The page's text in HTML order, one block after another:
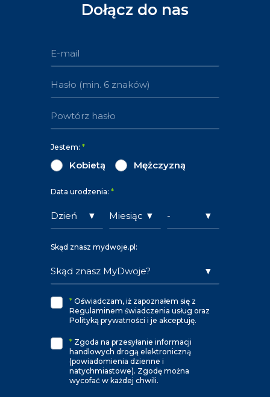
Dołącz do nas
Jestem: *
Kobietą Mężczyzną
Data urodzenia: *
Skąd znasz mydwoje.pl:
* Oświadczam, iż zapoznałem się z
Regulaminem świadczenia usług oraz
Polityką prywatności i je akceptuję.
* Zgoda na przesyłanie informacji
handlowych drogą elektroniczną
(powiadomienia dzienne i
natychmiastowe). Zgodę można
wycofać w każdej chwili.